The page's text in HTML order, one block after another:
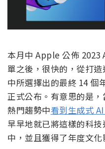
本月中 Apple 公佈
單之後，很快的，從打
中所選擇出的最終 14 個
正式公布。有意思的是
熱門趨勢中看到生成式
早早地就已將這樣的科
中，並且獲得了年度文化